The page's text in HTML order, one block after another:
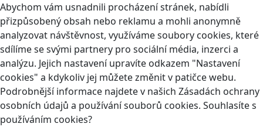
Abychom vám usnadnili procházení stránek, nabídli
přizpůsobený obsah nebo reklamu a mohli anonymně
analyzovat návštěvnost, využíváme soubory cookies, které
sdílíme se svými partnery pro sociální média, inzerci a
analýzu. Jejich nastavení upravíte odkazem "Nastavení
cookies" a kdykoliv jej můžete změnit v patičce webu.
Podrobnější informace najdete v našich Zásadách ochrany
osobních údajů a používání souborů cookies. Souhlasíte s
používáním cookies?